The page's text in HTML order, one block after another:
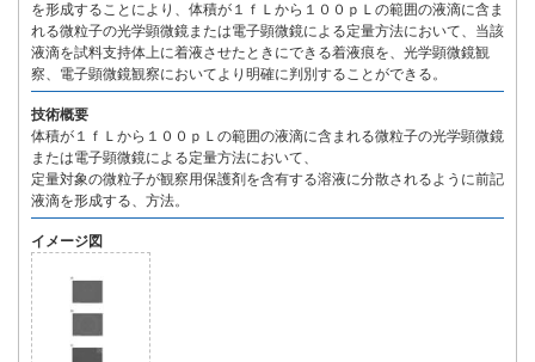
を形成することにより、体積が１ｆＬから１００ｐＬの範囲の液滴に含ま
れる微粒子の光学顕微鏡または電子顕微鏡による定量方法において、当該
液滴を試料支持体上に着液させたときにできる着液痕を、光学顕微鏡観
察、電子顕微鏡観察においてより明確に判別することができる。
技術概要
体積が１ｆＬから１００ｐＬの範囲の液滴に含まれる微粒子の光学顕微鏡
または電子顕微鏡による定量方法において、
定量対象の微粒子が観察用保護剤を含有する溶液に分散されるように前記
液滴を形成する、方法。
イメージ図